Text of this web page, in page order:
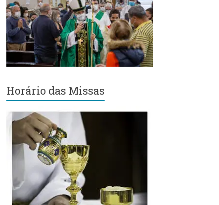
Paulo
–
Região
Episcopal
Sé
–
Bom
Retiro
Horário das Missas